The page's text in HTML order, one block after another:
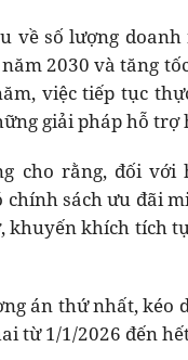
về số lượng
2030 và tăng
việc tiếp tục
giải pháp hỗ trợ
cho rằng, đối
sách ưu đãi
khuyến khích tích
án thứ nhất, kéo
từ 1/1/2026 đến